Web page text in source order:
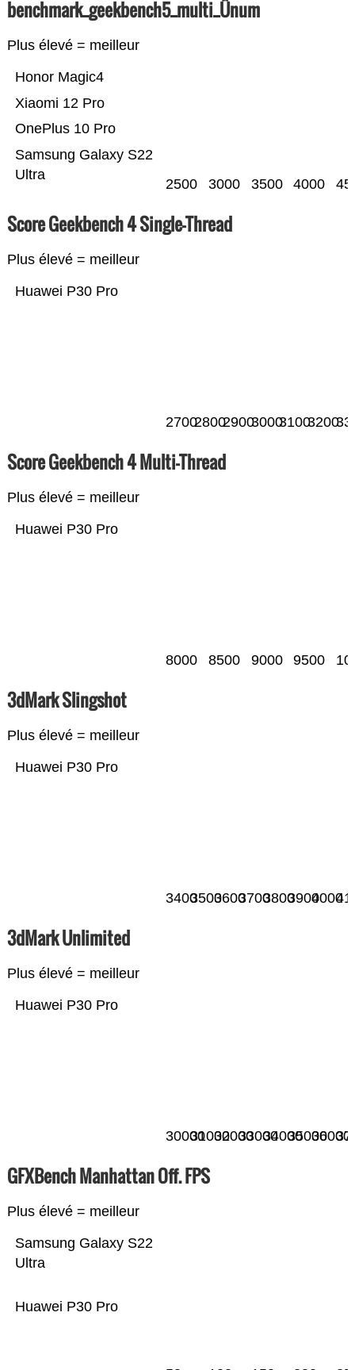
benchmark_geekbench5_multi_Ünum
Plus élevé = meilleur
Samsung Galaxy S22
Ultra
OnePlus 10 Pro
Xiaomi 12 Pro
Honor Magic4
2500 3000 3500 4000
Score Geekbench 4 Single-Thread
Plus élevé = meilleur
Huawei P30 Pro
270028002900300031003200
Score Geekbench 4 Multi-Thread
Plus élevé = meilleur
Huawei P30 Pro
8000 8500 9000 9500
3dMark Slingshot
Plus élevé = meilleur
Huawei P30 Pro
3400350036003700380039004000
3dMark Unlimited
Plus élevé = meilleur
Huawei P30 Pro
30000310003200033000340003500036000
GFXBench Manhattan Off. FPS
Plus élevé = meilleur
Huawei P30 Pro
Samsung Galaxy S22
Ultra